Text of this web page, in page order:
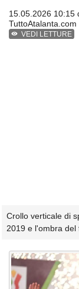
15.05.2026 10:15
TuttoAtalanta.com
VEDI LETTURE
Crollo verticale di
2019 e l'ombra